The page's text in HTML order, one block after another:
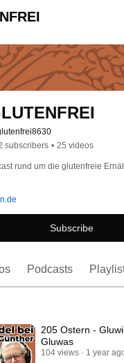
subscribers • 25 videos
rund um die glutenfreie
Subscribe
Podcasts
205 Ostern -
Gluwas
104 views 1 year